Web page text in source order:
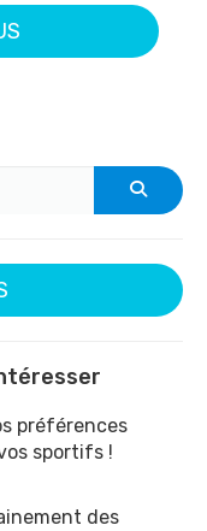
préférences
sportifs !
des